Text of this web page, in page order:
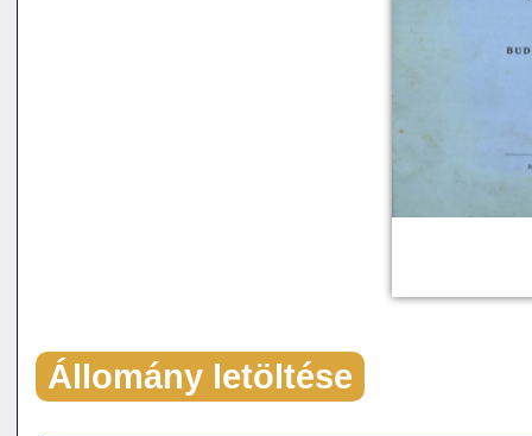
Állomány letöltése